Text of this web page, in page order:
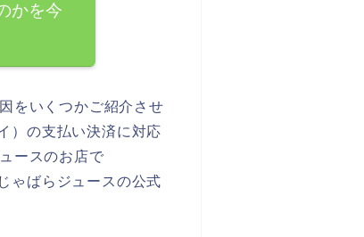
かを今
をいくつかご紹介させ
）の支払い決済に対応
ースのお店で
ゃばらジュースの公式